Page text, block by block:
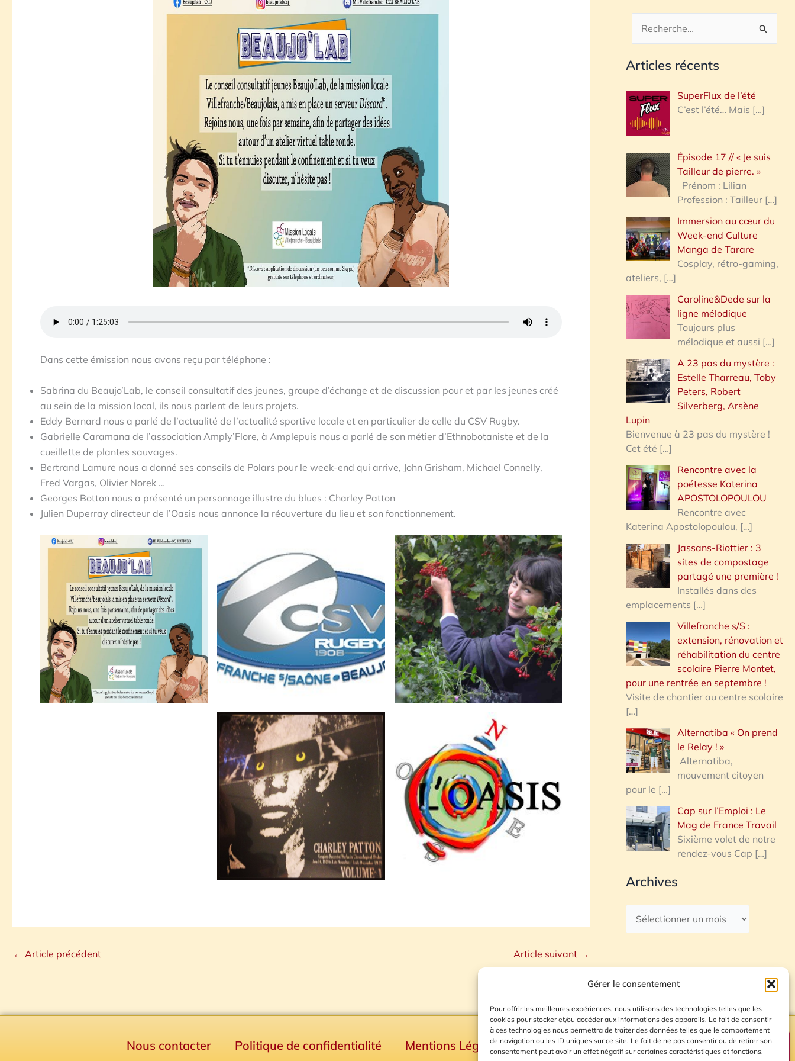
Gérer le consentement
Pour offrir les meilleures expériences, nous utilisons des technologies telles que les
cookies pour stocker et/ou accéder aux informations des appareils. Le fait de consentir
à ces technologies nous permettra de traiter des données telles que le comportement
de navigation ou les ID uniques sur ce site. Le fait de ne pas consentir ou de retirer son
consentement peut avoir un effet négatif sur certaines caractéristiques et fonctions.
Dans cette émission nous avons reçu par téléphone :
Sabrina du Beaujo’Lab, le conseil consultatif des jeunes, groupe d’échange et de discussion pour et par les jeunes créé
au sein de la mission local, ils nous parlent de leurs projets.
Eddy Bernard nous a parlé de l’actualité de l’actualité sportive locale et en particulier de celle du CSV Rugby.
Gabrielle Caramana de l’association Amply’Flore, à Amplepuis nous a parlé de son métier d’Ethnobotaniste et de la
cueillette de plantes sauvages.
Bertrand Lamure nous a donné ses conseils de Polars pour le week-end qui arrive, John Grisham, Michael Connelly,
Fred Vargas, Olivier Norek …
Georges Botton nous a présenté un personnage illustre du blues : Charley Patton
Julien Duperray directeur de l’Oasis nous annonce la réouverture du lieu et son fonctionnement.
← Article précédent Article suivant →
c
h
r
h
e
:
Articles récents
SuperFlux de l’été
C’est l’été… Mais […]
Épisode 17 // « Je suis
Tailleur de pierre. »
Prénom : Lilian
Profession : Tailleur […]
Immersion au cœur du
Week-end Culture
Manga de Tarare
Cosplay, rétro-gaming,
ateliers, […]
Caroline&Dede sur la
ligne mélodique
Toujours plus
mélodique et aussi […]
A 23 pas du mystère :
Estelle Tharreau, Toby
Peters, Robert
Silverberg, Arsène
Lupin
Bienvenue à 23 pas du mystère !
Cet été […]
Rencontre avec la
poétesse Katerina
APOSTOLOPOULOU
Rencontre avec
Katerina Apostolopoulou, […]
Jassans-Riottier : 3
sites de compostage
partagé une première !
Installés dans des
emplacements […]
Villefranche s/S :
extension, rénovation et
réhabilitation du centre
scolaire Pierre Montet,
pour une rentrée en septembre !
Visite de chantier au centre scolaire
[…]
Alternatiba « On prend
le Relay ! »
Alternatiba,
mouvement citoyen
pour le […]
Cap sur l’Emploi : Le
Mag de France Travail
Sixième volet de notre
rendez-vous Cap […]
Archives
Nous contacter Politique de confidentialité Mentions Légales Plan du site